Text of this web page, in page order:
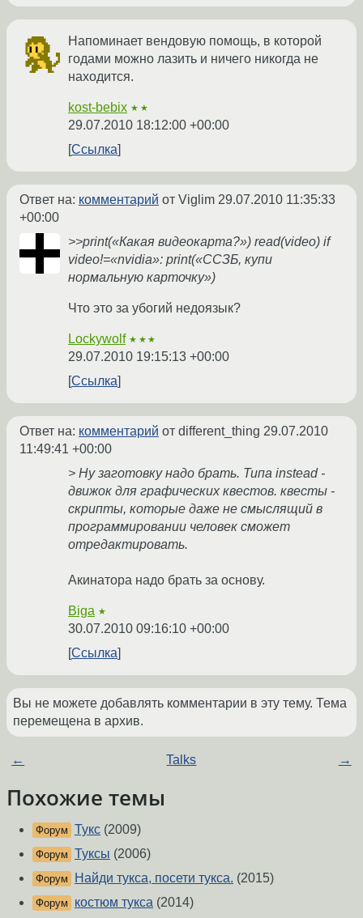
Напоминает вендовую помощь, в которой
годами можно лазить и ничего никогда не
находится.
kost-bebix ★★
29.07.2010 18:12:00 +00:00
Ссылка
Ответ на: комментарий от Viglim 29.07.2010 11:35:33
+00:00
>>print(«Какая видеокарта?») read(video) if
video!=«nvidia»: print(«ССЗБ, купи
нормальную карточку»)
Что это за убогий недоязык?
Lockywolf ★★★
29.07.2010 19:15:13 +00:00
Ссылка
Ответ на: комментарий от different_thing 29.07.2010
11:49:41 +00:00
> Ну заготовку надо брать. Типа instead -
движок для графических квестов. квесты -
скрипты, которые даже не смыслящий в
программировании человек сможет
отредактировать.
Акинатора надо брать за основу.
Biga ★
30.07.2010 09:16:10 +00:00
Ссылка
Вы не можете добавлять комментарии в эту тему. Тема
перемещена в архив.
← Talks →
Похожие темы
Форум Тукс (2009)
Форум Туксы (2006)
Форум Найди тукса, посети тукса. (2015)
Форум костюм тукса (2014)